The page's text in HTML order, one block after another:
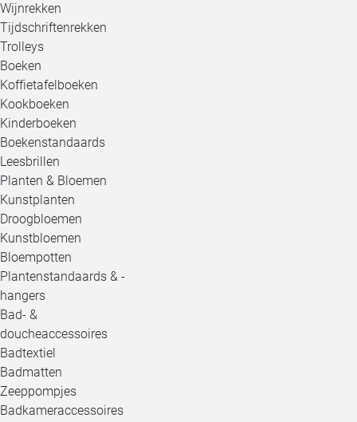
Wijnrekken
Tijdschriftenrekken
Trolleys
Boeken
Koffietafelboeken
Kookboeken
Kinderboeken
Boekenstandaards
Leesbrillen
Planten & Bloemen
Kunstplanten
Droogbloemen
Kunstbloemen
Bloempotten
Plantenstandaards & -
hangers
Bad- &
doucheaccessoires
Badtextiel
Badmatten
Zeeppompjes
Badkameraccessoires